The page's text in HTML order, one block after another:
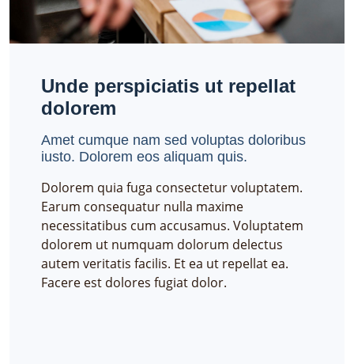
Unde perspiciatis ut repellat
dolorem
Amet cumque nam sed voluptas doloribus
iusto. Dolorem eos aliquam quis.
Dolorem quia fuga consectetur voluptatem.
Earum consequatur nulla maxime
necessitatibus cum accusamus. Voluptatem
dolorem ut numquam dolorum delectus
autem veritatis facilis. Et ea ut repellat ea.
Facere est dolores fugiat dolor.